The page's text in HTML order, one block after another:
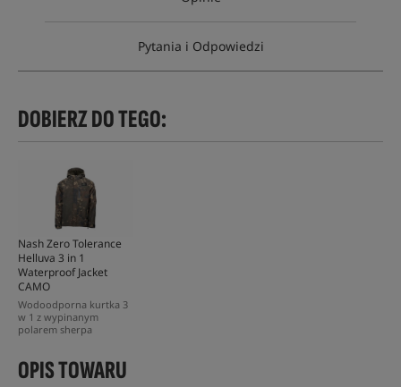
Pytania i Odpowiedzi
DOBIERZ DO TEGO:
Nash Zero Tolerance
Helluva 3 in 1
Waterproof Jacket
CAMO
Wodoodporna kurtka 3
w 1 z wypinanym
polarem sherpa
OPIS TOWARU